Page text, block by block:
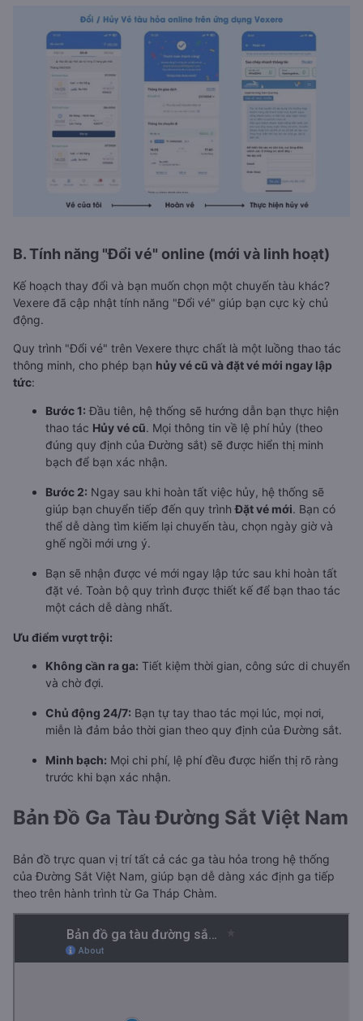
B. Tính năng "Đổi vé" online (mới và linh hoạt)
Kế hoạch thay đổi và bạn muốn chọn một chuyến tàu khác?
Vexere đã cập nhật tính năng "Đổi vé" giúp bạn cực kỳ chủ
động.
Quy trình "Đổi vé" trên Vexere thực chất là một luồng thao tác
thông minh, cho phép bạn hủy vé cũ và đặt vé mới ngay lập
tức:
Bước 1: Đầu tiên, hệ thống sẽ hướng dẫn bạn thực hiện
thao tác Hủy vé cũ. Mọi thông tin về lệ phí hủy (theo
đúng quy định của Đường sắt) sẽ được hiển thị minh
bạch để bạn xác nhận.
Bước 2: Ngay sau khi hoàn tất việc hủy, hệ thống sẽ
giúp bạn chuyển tiếp đến quy trìnhĐặt vé mới. Bạn có
thể dễ dàng tìm kiếm lại chuyến tàu, chọn ngày giờ và
ghế ngồi mới ưng ý.
Bạn sẽ nhận được vé mới ngay lập tức sau khi hoàn tất
đặt vé. Toàn bộ quy trình được thiết kế để bạn thao tác
một cách dễ dàng nhất.
Ưu điểm vượt trội:
Không cần ra ga: Tiết kiệm thời gian, công sức di chuyển
và chờ đợi.
Chủ động 24/7: Bạn tự tay thao tác mọi lúc, mọi nơi,
miễn là đảm bảo thời gian theo quy định của Đường sắt.
Minh bạch: Mọi chi phí, lệ phí đều được hiển thị rõ ràng
trước khi bạn xác nhận.
Bản Đồ Ga Tàu Đường Sắt Việt Nam
Bản đồ trực quan vị trí tất cả các ga tàu hỏa trong hệ thống
của Đường Sắt Việt Nam, giúp bạn dễ dàng xác định ga tiếp
theo trên hành trình từ Ga Tháp Chàm.